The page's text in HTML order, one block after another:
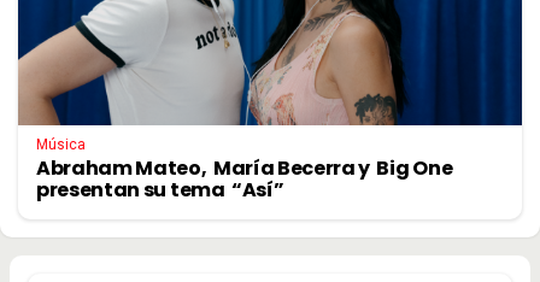
Música
Abraham Mateo, María Becerra y Big One
presentan su tema “Así”